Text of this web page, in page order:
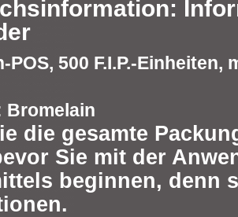
POS, 500 F.I.P.-
die gesamte
Sie mit der
beginnen, denn